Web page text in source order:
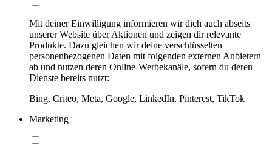
Mit deiner Einwilligung informieren wir dich auch abseits
unserer Website über Aktionen und zeigen dir relevante
Produkte. Dazu gleichen wir deine verschlüsselten
personenbezogenen Daten mit folgenden externen Anbietern
ab und nutzen deren Online-Werbekanäle, sofern du deren
Dienste bereits nutzt:
Bing, Criteo, Meta, Google, LinkedIn, Pinterest, TikTok
Marketing